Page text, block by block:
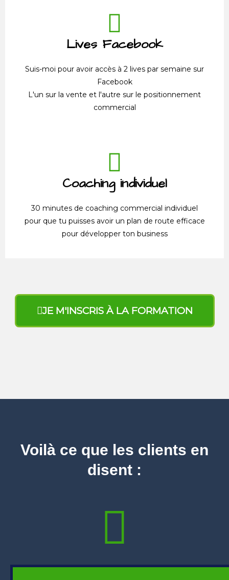
Lives Facebook
Suis-moi pour avoir accès à 2 lives par semaine sur
Facebook
L'un sur la vente et l'autre sur le positionnement
commercial
Coaching individuel
30 minutes de coaching commercial individuel
pour que tu puisses avoir un plan de route efficace
pour développer ton business
JE M'INSCRIS À LA FORMATION
Voilà ce que les clients en
disent :